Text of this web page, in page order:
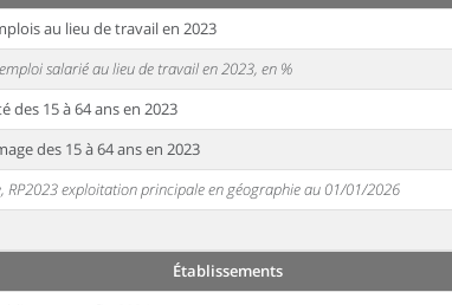
au lieu de travail en 2023
salarié au lieu de travail en 2023, en %
des 15 à 64 ans en 2023
des 15 à 64 ans en 2023
RP2023 exploitation principale en géographie au 01/01/2026
Établissements